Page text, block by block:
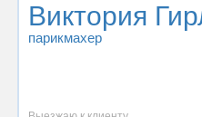
Виктория
парикмахер